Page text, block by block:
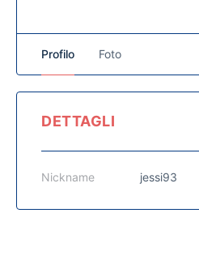
Profilo Foto
DETTAGLI
Nickname jessi93